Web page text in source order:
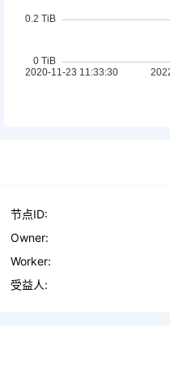
节点ID:
Owner:
Worker:
受益人: